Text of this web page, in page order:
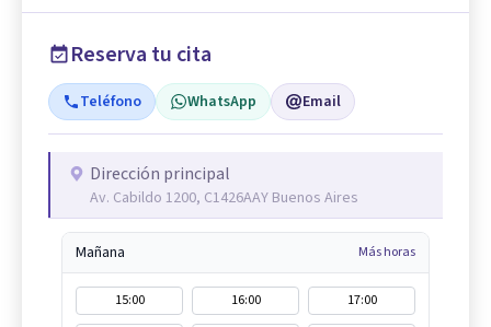
Reserva tu cita
Teléfono WhatsApp Email
Dirección principal
Av. Cabildo 1200, C1426AAY Buenos Aires
Mañana Más horas
15:00 16:00
17:00